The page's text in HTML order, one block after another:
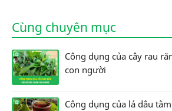
Cùng chuyên mục
Công dụng của cây rau
con người
Công dụng của lá dâu